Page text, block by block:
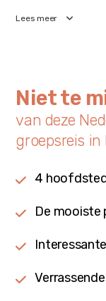
Lees meer
Niet te
van deze
groepsreis
4
De mooiste